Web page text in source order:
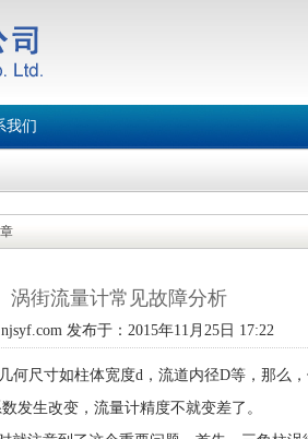
我们
涡街流量计常见故障分析
发布于：2015年11月25日 17:22
何尺寸如柱体宽度d，流道内径D等，那么
发生改变，流量计精度不就变差了。